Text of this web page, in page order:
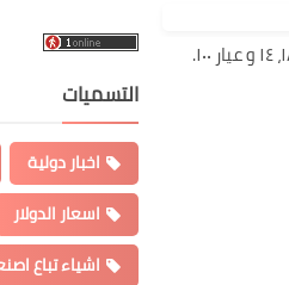
التسميات
اخبار دولية
اسعار الدولار
اشياء تباع